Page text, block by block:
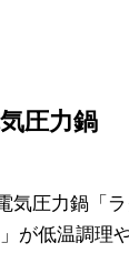
圧力鍋
気圧力鍋「
が低温調理